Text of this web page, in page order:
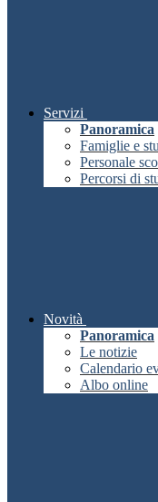
Servizi
Panoramica
Famiglie e
Personale
Percorsi di
Novità
Panoramica
Le notizie
Calendario
Albo online